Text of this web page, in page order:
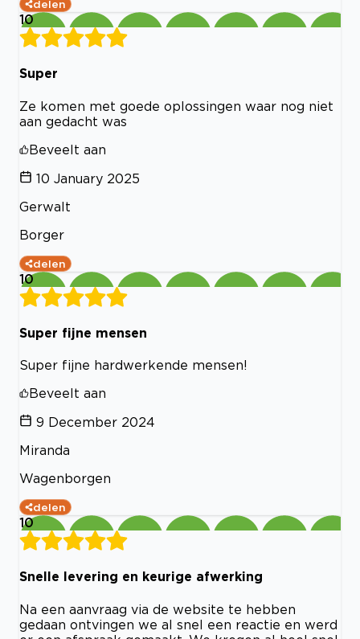
delen
10
Super
Ze komen met goede oplossingen waar nog niet
aan gedacht was
Beveelt aan
10 January 2025
Gerwalt
Borger
delen
10
Super fijne mensen
Super fijne hardwerkende mensen!
Beveelt aan
9 December 2024
Miranda
Wagenborgen
delen
10
Snelle levering en keurige afwerking
Na een aanvraag via de website te hebben
gedaan ontvingen we al snel een reactie en werd